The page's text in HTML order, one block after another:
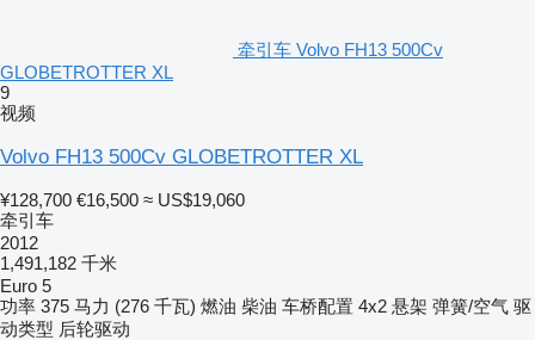
牵引车 Volvo FH13 500Cv
GLOBETROTTER XL
9
视频
Volvo FH13 500Cv GLOBETROTTER XL
¥128,700 €16,500 ≈ US$19,060
牵引车
2012
1,491,182 千米
Euro 5
功率 375 马力 (276 千瓦) 燃油 柴油 车桥配置 4x2 悬架 弹簧/空气 驱
动类型 后轮驱动